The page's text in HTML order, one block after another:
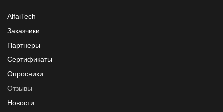
AlfaiTech
Заказчики
Партнеры
Сертификаты
Опросники
Отзывы
Новости